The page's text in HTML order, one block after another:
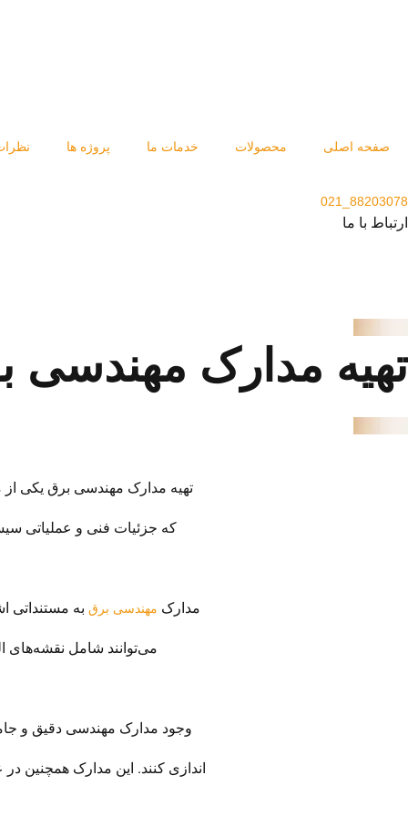
صفحه اصلی محصولات خدمات ما پروژه ها
88203078_021
ارتباط با ما
تهیه مدارک مهندسی
تهیه مدارک مهندسی برق یکی
که جزئیات فنی و عملیاتی
مدارک مهندسی برق به مستنداتی
می‌توانند شامل نقشه‌های
وجود مدارک مهندسی دقیق و
اندازی کنند. این مدارک همچنین